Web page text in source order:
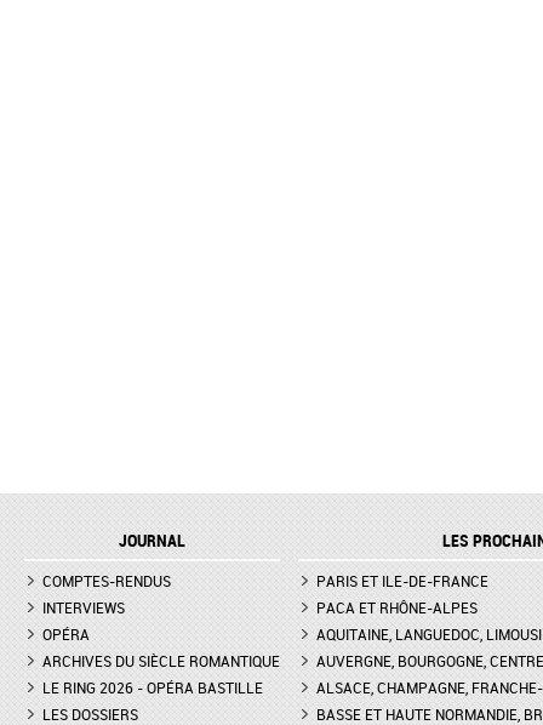
JOURNAL
COMPTES-RENDUS
INTERVIEWS
OPÉRA
ARCHIVES DU SIÈCLE ROMANTIQUE
LE RING 2026 - OPÉRA BASTILLE
LES DOSSIERS
LES
PARIS ET ILE-DE-FRANCE
PACA ET RHÔNE-ALPES
AQUITAINE, LANGUEDOC,
AUVERGNE, BOURGOGNE, CENTRE
ALSACE, CHAMPAGNE,
BASSE ET HAUTE NORMANDIE,